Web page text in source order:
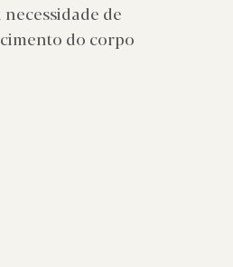
de
do corpo